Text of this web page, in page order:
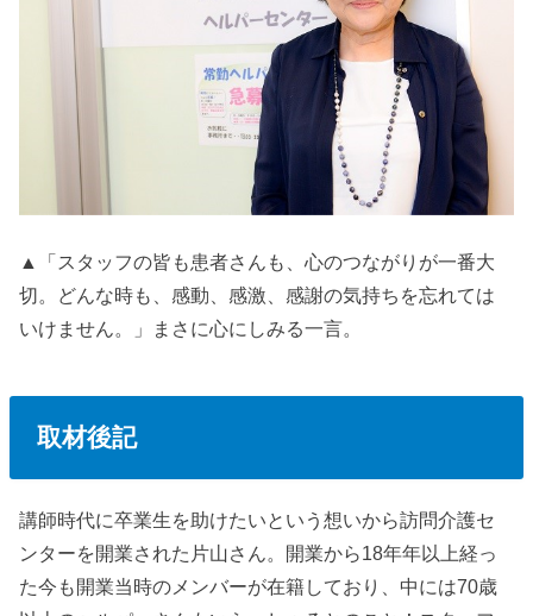
▲「スタッフの皆も患者さんも、心のつながりが一番大
切。どんな時も、感動、感激、感謝の気持ちを忘れては
いけません。」まさに心にしみる一言。
取材後記
講師時代に卒業生を助けたいという想いから訪問介護セ
ンターを開業された片山さん。開業から18年年以上経っ
た今も開業当時のメンバーが在籍しており、中には70歳